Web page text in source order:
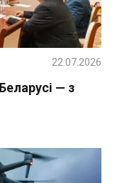
— з
22.07.2026